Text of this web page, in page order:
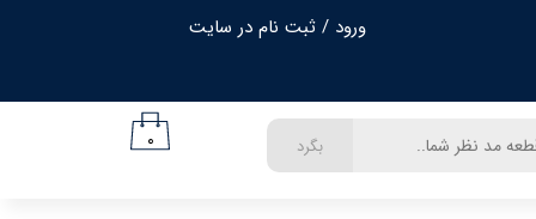
ورود / ثبت نام در سایت
تغییر گذر واژه
۰ بگرد